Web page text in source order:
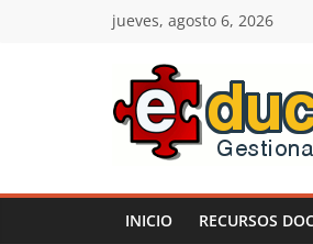
jueves, agosto 6, 2026
E-
duco:
INICIO RECURSOS